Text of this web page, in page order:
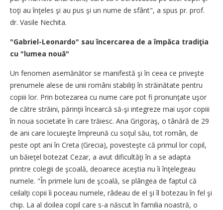
toţi au înţeles şi au pus şi un nume de sfânt", a spus pr. prof.
dr. Vasile Nechita.
"Gabriel-Leonardo" sau încercarea de a împăca tradiţia
cu "lumea nouă"
Un fenomen asemănător se manifestă şi în ceea ce priveşte
prenumele alese de unii români stabiliţi în străinătate pentru
copiii lor. Prin botezarea cu nume care pot fi pronunţate uşor
de către străini, părinţii încearcă să-şi integreze mai uşor copiii
în noua societate în care trăiesc. Ana Grigoraş, o tânără de 29
de ani care locuieşte împreună cu soţul său, tot român, de
peste opt ani în Creta (Grecia), povesteşte că primul lor copil,
un băieţel botezat Cezar, a avut dificultăţi în a se adapta
printre colegii de şcoală, deoarece aceştia nu îi înţelegeau
numele. "În primele luni de şcoală, se plângea de faptul că
ceilalţi copii îi poceau numele, râdeau de el şi îl botezau în fel şi
chip. La al doilea copil care s-a născut în familia noastră, o